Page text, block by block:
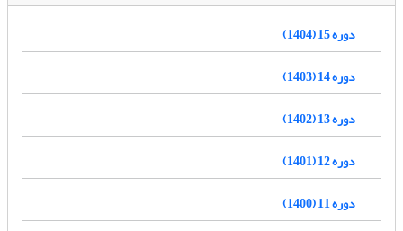
دوره 15 (1404)
دوره 14 (1403)
دوره 13 (1402)
دوره 12 (1401)
دوره 11 (1400)